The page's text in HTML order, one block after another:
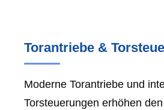
Torantriebe &
Moderne Torantriebe und
Torsteuerungen erhöhen